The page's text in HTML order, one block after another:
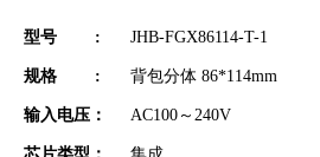
型号 : JHB-FGX86114-T-1
规格 : 背包分体 86*114mm
输入电压： AC100～240V